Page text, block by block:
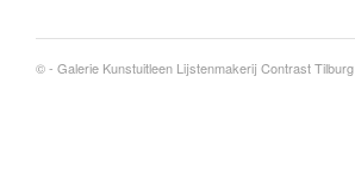
© - Galerie Kunstuitleen Lijstenmakerij Contrast Tilburg